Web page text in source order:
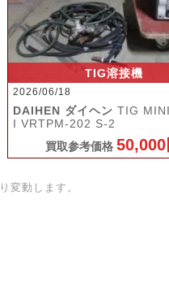
TIG溶接機
2026/06/18
DAIHEN ダイヘン TIG
I VRTPM-202 S-2
買取参考価格50,000
変動します。